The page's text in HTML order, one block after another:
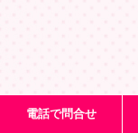
電話で問合せ